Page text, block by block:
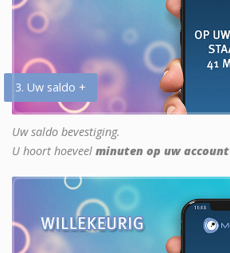
3. Uw saldo +
Uw saldo bevestiging.
U hoort hoeveel minuten op uw account